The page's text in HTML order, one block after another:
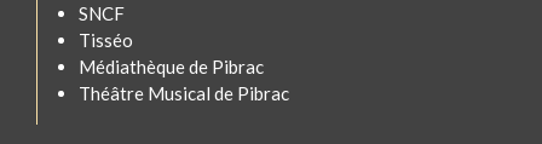
SNCF
Tisséo
Médiathèque de Pibrac
Théâtre Musical de Pibrac